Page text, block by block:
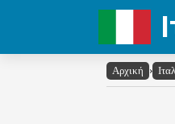
Αρχική ›